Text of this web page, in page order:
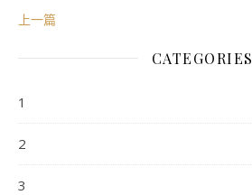
上一篇
CATEGORIES
1
2
3